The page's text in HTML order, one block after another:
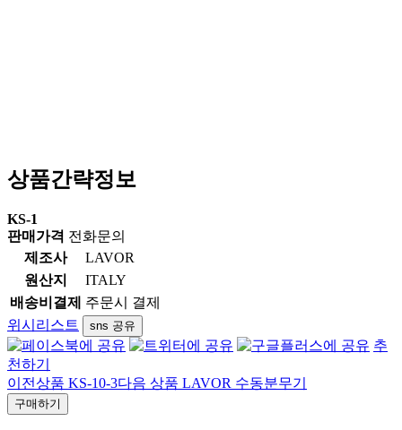
상품간략정보
KS-1
판매가격 전화문의
제조사
LAVOR
원산지
ITALY
배송비결제
주문시 결제
위시리스트
sns 공유
추
천하기
이전상품 KS-10-3다음 상품 LAVOR 수동분무기
구매하기